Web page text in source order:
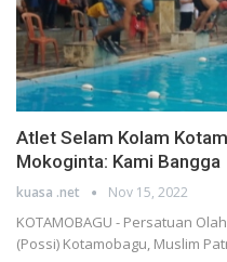
Atlet Selam Kolam
Mokoginta: Kami Bangga
kuasa .net Nov 15, 2022
KOTAMOBAGU - Persatuan
(Possi) Kotamobagu, Muslim